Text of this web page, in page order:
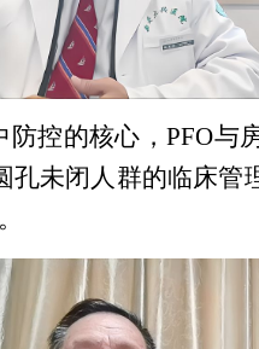
控的核心，PFO与
未闭人群的临床管